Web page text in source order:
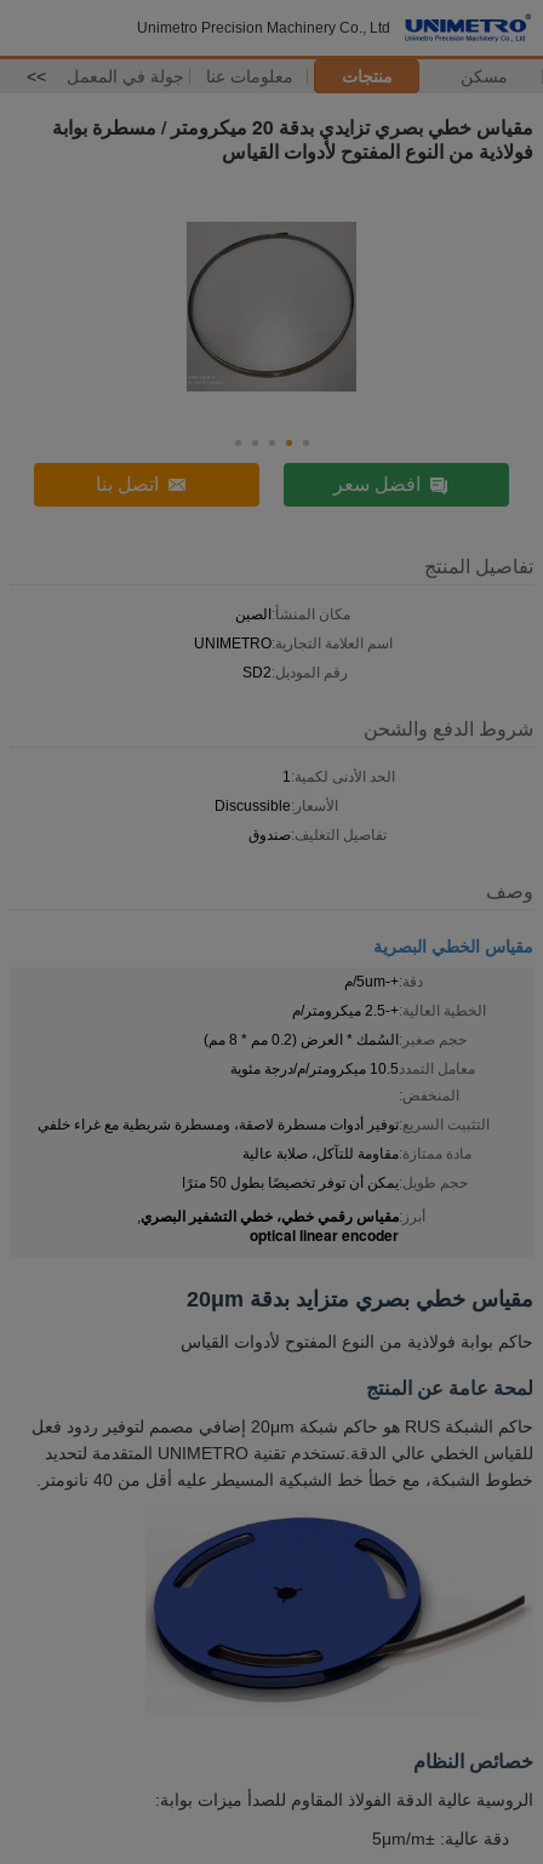
Unimetro Precision Machinery Co., Ltd
مسكن منتجات معلومات عنا جولة في المعمل >>
مقياس خطي بصري تزايدي بدقة 20 ميكرومتر / مسطرة بوابة
فولاذية من النوع المفتوح لأدوات القياس
افضل سعر اتصل بنا
تفاصيل المنتج
مكان المنشأ:الصين
اسم العلامة التجارية:UNIMETRO
رقم الموديل:SD2
شروط الدفع والشحن
الحد الأدنى لكمية:1
الأسعار:Discussible
تفاصيل التغليف:صندوق
وصف
مقياس الخطي البصرية
دقة:+-5um/م
الخطية العالية:+-2.5 ميكرومتر/م
حجم صغير:السُمك * العرض (0.2 مم * 8 مم)
معامل التمدد
المنخفض:
10.5 ميكرومتر/م/درجة مئوية
التثبيت السريع:توفير أدوات مسطرة لاصقة، ومسطرة شريطية مع غراء خلفي
مادة ممتازة:مقاومة للتآكل، صلابة عالية
حجم طويل:يمكن أن توفر تخصيصًا بطول 50 مترًا
أبرز:مقياس رقمي خطي، خطي التشفير البصري,
optical linear encoder
مقياس خطي بصري متزايد بدقة 20μm
حاكم بوابة فولاذية من النوع المفتوح لأدوات القياس
لمحة عامة عن المنتج
حاكم الشبكة RUS هو حاكم شبكة 20μm إضافي مصمم لتوفير ردود فعل
للقياس الخطي عالي الدقة.تستخدم تقنية UNIMETRO المتقدمة لتحديد
خطوط الشبكة، مع خطأ خط الشبكية المسيطر عليه أقل من 40 نانومتر.
خصائص النظام
الروسية عالية الدقة الفولاذ المقاوم للصدأ ميزات بوابة:
دقة عالية: ±5μm/m